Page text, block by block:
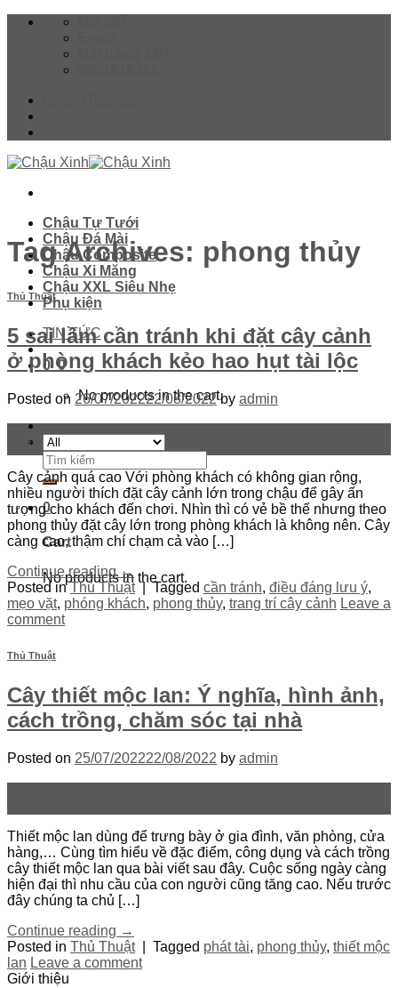
Skip
Chậu Tự Tưới
Chậu Đá Mài
Chậu Composite
Chậu Xi Măng
Chậu XXL Siêu Nhẹ
Phụ kiện
TIN TỨC
0 0
No products in the cart.
Search
for:
0
Cart
No products in the cart.
Tag Archives: phong thủy
Thủ Thuật
5 sai lầm cần tránh khi đặt cây cảnh
ở phòng khách kẻo hao hụt tài lộc
Posted on 26/07/202222/08/2022 by admin
Th7
Cây cảnh quá cao Với phòng khách có không gian rộng,
nhiều người thích đặt cây cảnh lớn trong chậu để gây ấn
tượng cho khách đến chơi. Nhìn thì có vẻ bề thế nhưng theo
phong thủy đặt cây lớn trong phòng khách là không nên. Cây
càng cao, thậm chí chạm cả vào […]
Continue reading →
Posted inThủ Thuật | Tagged cần tránh, điều đáng lưu ý,
mẹo vặt, phóng khách, phong thủy, trang trí cây cảnh Leave a
comment
Thủ Thuật
Cây thiết mộc lan: Ý nghĩa, hình ảnh,
cách trồng, chăm sóc tại nhà
Posted on 25/07/202222/08/2022 by admin
Thiết mộc lan dùng để trưng bày ở gia đình, văn phòng, cửa
hàng,… Cùng tìm hiểu về đặc điểm, công dụng và cách trồng
cây thiết mộc lan qua bài viết sau đây. Cuộc sống ngày càng
hiện đại thì nhu cầu của con người cũng tăng cao. Nếu trước
đây chúng ta chủ […]
Continue reading →
Posted in Thủ Thuật Tagged phát tài, phong thủy, thiết mộc
lan Leave a comment
Giới thiệu